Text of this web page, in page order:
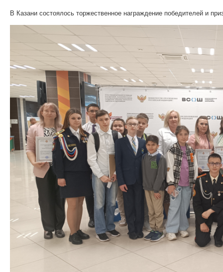
В Казани состоялось торжественное награждение победителей и